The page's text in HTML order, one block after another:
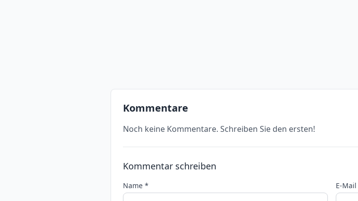
Kommentare
Noch keine Kommentare. Schreiben Sie den ersten!
Kommentar schreiben
Name * E-